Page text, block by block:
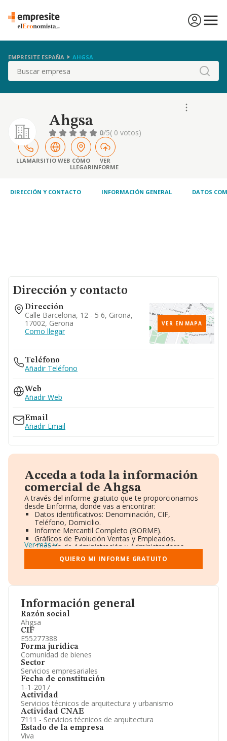
EMPRESITE ESPAÑA AHGSA
Buscar
Ahgsa
0/5( 0 votos)
LLAMARSITIO WEB CÓMO
LLEGAR
VER
INFORME
DIRECCIÓN Y CONTACTO INFORMACIÓN GENERAL DATOS
Información general
Razón social
Ahgsa
CIF
E55277388
Forma jurídica
Comunidad de bienes
Sector
Servicios empresariales
Fecha de constitución
1-1-2017
Actividad
Servicios técnicos de arquitectura y urbanismo
Actividad CNAE
7111 - Servicios técnicos de arquitectura
Estado de la empresa
Viva
Dirección y contacto
Dirección
Calle Barcelona, 12 - 5 6, Girona,
17002, Gerona
Como llegar
VER EN MAPA
Teléfono
Añadir Teléfono
Web
Añadir Web
Email
Añadir Email
Acceda a toda la información
comercial de Ahgsa
A través del informe gratuito que te proporcionamos
desde Einforma, donde vas a encontrar:
Datos identificativos: Denominación, CIF,
Teléfono, Domicilio.
Informe Mercantil Completo (BORME).
Gráficos de Evolución Ventas y Empleados.
Consejo de Administración y Administradores.
Directivos y Ejecutivos.
Accionistas.
Participaciones y Vinculaciones en otras empresas.
Información oficial y registral complementaria.
Ver más
QUIERO MI INFORME GRATUITO